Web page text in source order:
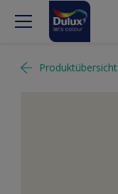
Produktübersicht